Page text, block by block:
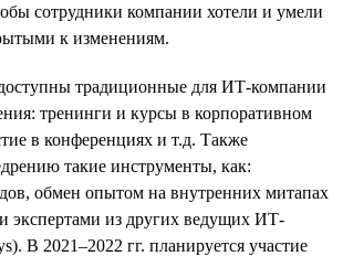
сотрудники компании хотели и умели
к изменениям.
традиционные для ИТ-компании
тренинги и курсы в корпоративном
в конференциях и т.д. Также
такие инструменты, как:
обмен опытом на внутренних митапах
экспертами из других ведущих ИТ-
В 2021–2022 гг. планируется участие